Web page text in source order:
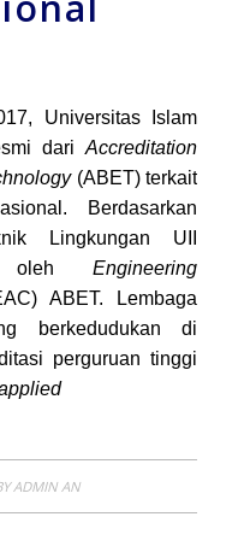
Universitas Islam
dariAccreditation
(ABET) terkait
Berdasarkan
Lingkungan UII
olehEngineering
ABET. Lembaga
berkedudukan di
perguruan tinggi
ADMIN AN